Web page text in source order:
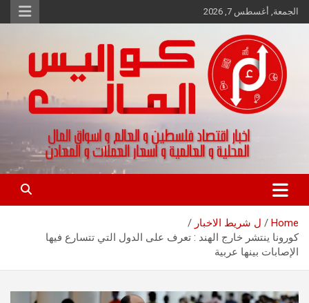
Skip
to
الجمعة, أغسطس 7, 2026
كواليس المال
اخبار اقتصاد فلسطين و العالم و تقارير اسواق المال و العملات
Home
ل شريط الاخبار
كورونا ينتشر خارج الهند : تعرف على الدول التي تتسارع فيها
الإصابات بينها عربية